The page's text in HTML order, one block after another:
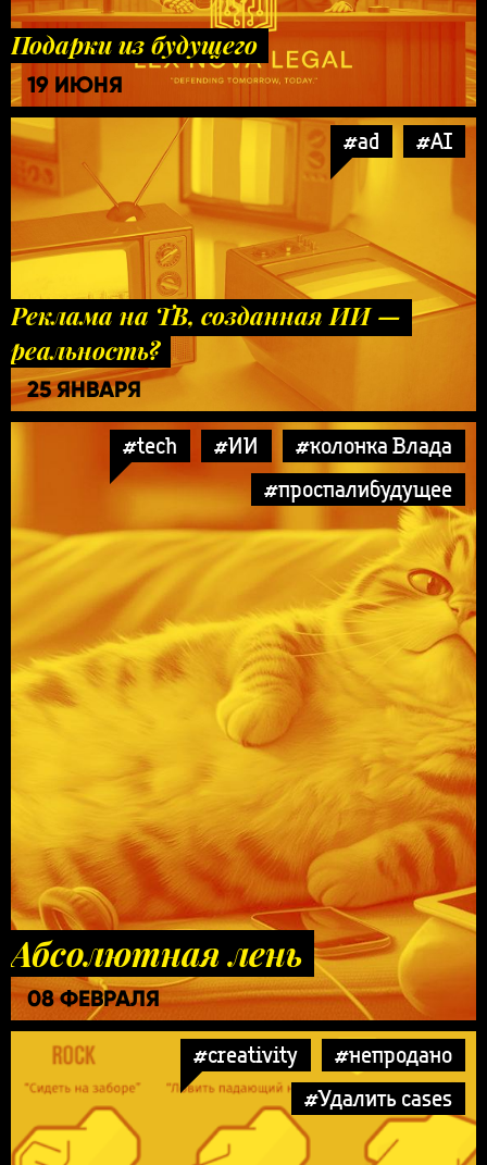
Подарки из будущего
19 ИЮНЯ
#ad #AI
Реклама на ТВ, созданная ИИ —
реальность?
25 ЯНВАРЯ
#tech #ИИ
#колонка Влада
#проспалибудущее
Абсолютная лень
08 ФЕВРАЛЯ
#creativity
#непродано
#Удалить cases